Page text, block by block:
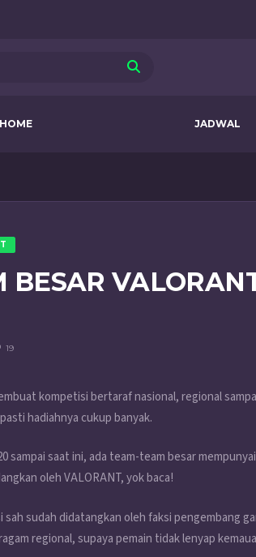
HOME JADWAL
BESAR
19
kompetisi bertaraf nasional, regional
hadiahnya cukup banyak.
sampai saat ini, ada team-team besar
oleh VALORANT, yok baca!
sah sudah didatangkan oleh faksi pengembang
regional, supaya pemain tidak lenyap